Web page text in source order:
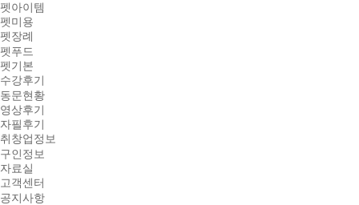
펫아이템
펫미용
펫장례
펫푸드
펫기본
수강후기
동문현황
영상후기
자필후기
취창업정보
구인정보
자료실
고객센터
공지사항